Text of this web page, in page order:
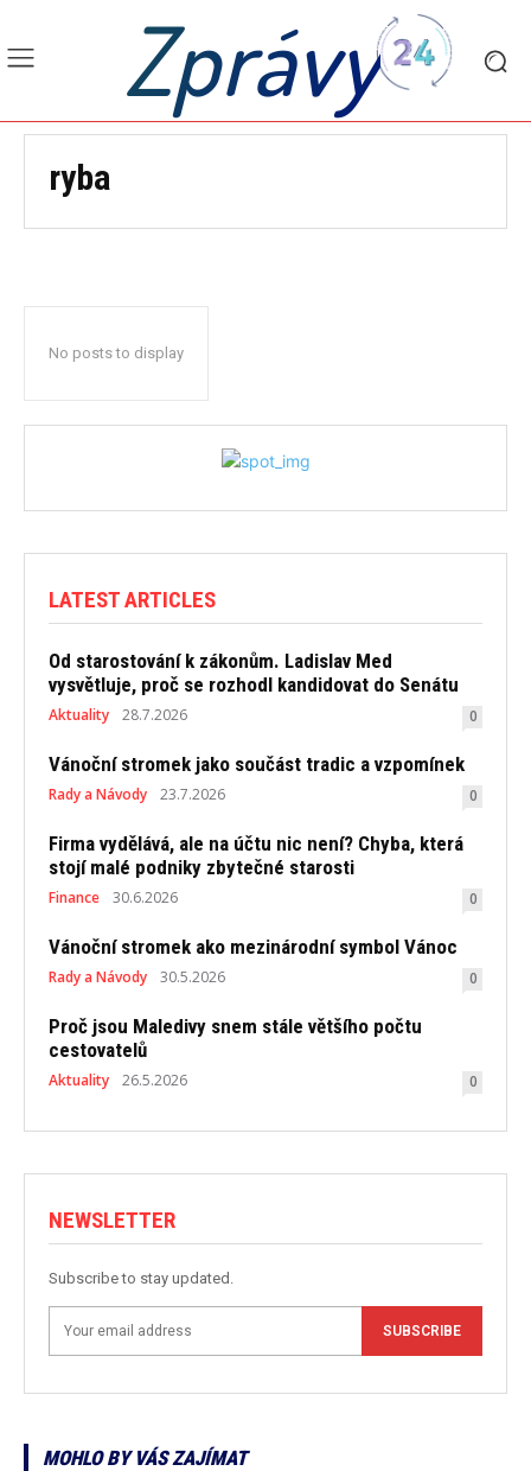
Zprávy
ryba
No posts to display
LATEST ARTICLES
Od starostování k zákonům. Ladislav Med
vysvětluje, proč se rozhodl kandidovat do Senátu
Aktuality 28.7.2026 0
Vánoční stromek jako součást tradic a vzpomínek
Rady a Návody 23.7.2026 0
Firma vydělává, ale na účtu nic není? Chyba, která
stojí malé podniky zbytečné starosti
Finance 30.6.2026 0
Vánoční stromek ako mezinárodní symbol Vánoc
Rady a Návody 30.5.2026 0
Proč jsou Maledivy snem stále většího počtu
cestovatelů
Aktuality 26.5.2026 0
NEWSLETTER
Subscribe to stay updated.
SUBSCRIBE
MOHLO BY VÁS ZAJÍMAT